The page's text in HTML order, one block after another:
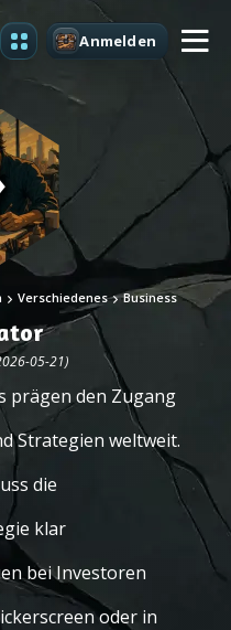
Anmelden
Verschiedenes Business
05-21)
prägen den Zugang
Strategien weltweit.
die
klar
bei Investoren
oder in